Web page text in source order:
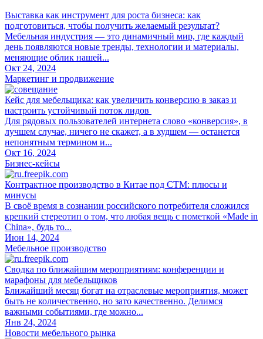
Выставка как инструмент для роста бизнеса: как
подготовиться, чтобы получить желаемый результат?
Мебельная индустрия — это динамичный мир, где каждый
день появляются новые тренды, технологии и материалы,
меняющие облик нашей...
Окт 24, 2024
Маркетинг и продвижение
Кейс для мебельщика: как увеличить конверсию в заказ и
настроить устойчивый поток лидов
Для рядовых пользователей интернета слово «конверсия», в
лучшем случае, ничего не скажет, а в худшем — останется
непонятным термином и...
Окт 16, 2024
Бизнес-кейсы
Контрактное производство в Китае под СТМ: плюсы и
минусы
В своё время в сознании российского потребителя сложился
крепкий стереотип о том, что любая вещь с пометкой «Made in
China», будь то...
Июн 14, 2024
Мебельное производство
Сводка по ближайшим мероприятиям: конференции и
марафоны для мебельщиков
Ближайший месяц богат на отраслевые мероприятия, может
быть не количественно, но зато качественно. Делимся
важными событиями, где можно...
Янв 24, 2024
Новости мебельного рынка